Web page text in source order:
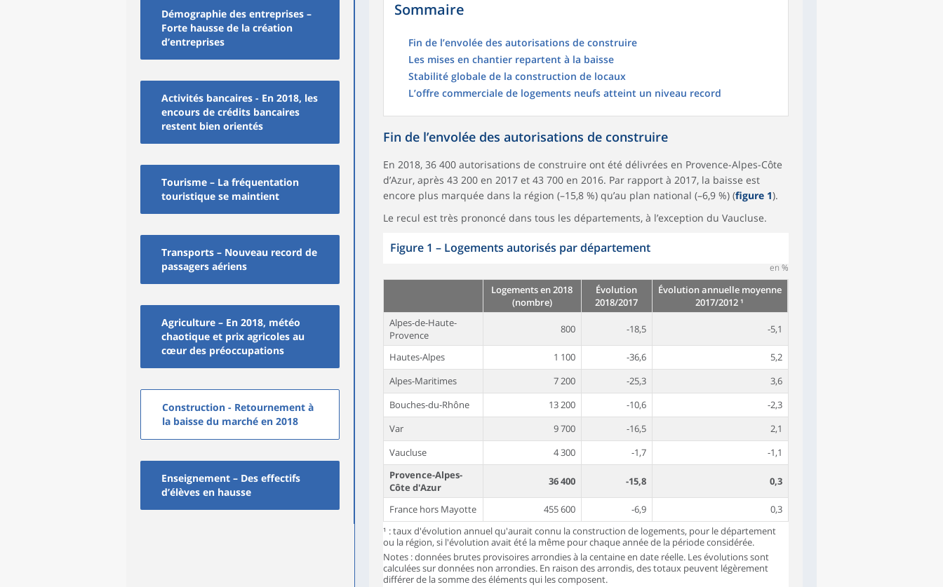
Démographie des entreprises –
Forte hausse de la création
d’entreprises
Activités bancaires - En 2018, les
encours de crédits bancaires
restent bien orientés
Tourisme – La fréquentation
touristique se maintient
Transports – Nouveau record de
passagers aériens
Agriculture – En 2018, météo
chaotique et prix agricoles au
cœur des préoccupations
Construction - Retournement à
la baisse du marché en 2018
Enseignement – Des effectifs
d’élèves en hausse
Sommaire
Fin de l’envolée des autorisations de construire
Les mises en chantier repartent à la baisse
Stabilité globale de la construction de locaux
L’offre commerciale de logements neufs atteint un niveau record
Fin de l’envolée des autorisations de construire
En 2018, 36 400 autorisations de construire ont été délivrées en Provence-Alpes-Côte
d’Azur, après 43 200 en 2017 et 43 700 en 2016. Par rapport à 2017, la baisse est
encore plus marquée dans la région (–15,8 %) qu’au plan national (–6,9 %) (figure 1).
Le recul est très prononcé dans tous les départements, à l’exception du Vaucluse.
Figure 1 – Logements autorisés par département
en %
Logements en 2018
(nombre)
Évolution
2018/2017
Évolution annuelle moyenne
2017/2012 ¹
Alpes-de-Haute-
Provence
800 -18,5 -5,1
Hautes-Alpes 1 100 -36,6
5,2
Alpes-Maritimes
7 200 -25,3
3,6
Bouches-du-Rhône
13 200 -10,6
-2,3
Var
9 700 -16,5
2,1
Vaucluse
4 300 -1,7
-1,1
Provence-Alpes-
Côte d'Azur
36 400 -15,8 0,3
France hors Mayotte 455 600 -6,9
0,3
¹ : taux d'évolution annuel qu'aurait connu la construction de logements, pour le département
ou la région, si l'évolution avait été la même pour chaque année de la période considérée.
Notes : données brutes provisoires arrondies à la centaine en date réelle. Les évolutions sont
calculées sur données non arrondies. En raison des arrondis, des totaux peuvent légèrement
différer de la somme des éléments qui les composent.